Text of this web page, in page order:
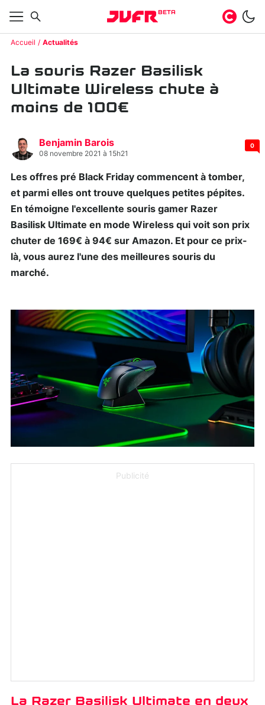
BETA
Accueil Actualités
La souris Razer Basilisk
Ultimate Wireless chute à
moins de 100€
Benjamin Barois
08 novembre 2021 à 15h21
0
Les offres pré Black Friday commencent à tomber,
et parmi elles ont trouve quelques petites pépites.
En témoigne l'excellente souris gamer Razer
Basilisk Ultimate en mode Wireless qui voit son prix
chuter de 169€ à 94€ sur Amazon. Et pour ce prix-
là, vous aurez l'une des meilleures souris du
marché.
Publicité
La Razer Basilisk Ultimate en deux